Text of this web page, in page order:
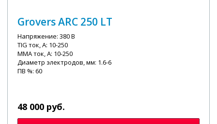
Grovers ARC 250 LT
Напряжение: 380 В
TIG ток, А: 10-250
MMA ток, А: 10-250
Диаметр электродов, мм: 1.6-6
ПВ %: 60
48 000 руб.